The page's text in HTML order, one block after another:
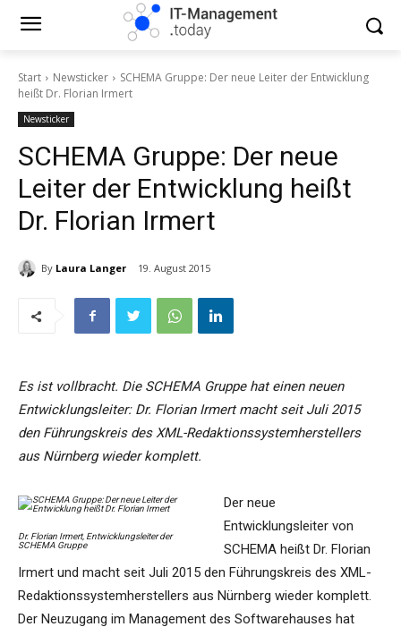
Start Newsticker
SCHEMA Gruppe: Der neue Leiter der Entwicklung
heißt Dr. Florian Irmert
Newsticker
SCHEMA Gruppe: Der neue
Leiter der Entwicklung heißt
Dr. Florian Irmert
By Laura Langer 19. August 2015
Es ist vollbracht. Die SCHEMA Gruppe hat einen neuen
Entwicklungsleiter: Dr. Florian Irmert macht seit Juli 2015
den Führungskreis des XML-Redaktionssystemherstellers
aus Nürnberg wieder komplett.
Dr. Florian Irmert, Entwicklungsleiter der
SCHEMA Gruppe
Der neue
Entwicklungsleiter von
SCHEMA heißt Dr. Florian
Irmert und macht seit Juli 2015 den Führungskreis des XML-
Redaktionssystemherstellers aus Nürnberg wieder komplett.
Der Neuzugang im Management des Softwarehauses hat